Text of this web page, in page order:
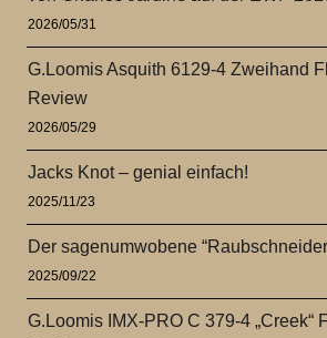
2026/05/31
G.Loomis Asquith 6129-4 Zweihand
Review
2026/05/29
Jacks Knot – genial einfach!
2025/11/23
Der sagenumwobene
2025/09/22
G.Loomis IMX-PRO C 379-4 „Creek“